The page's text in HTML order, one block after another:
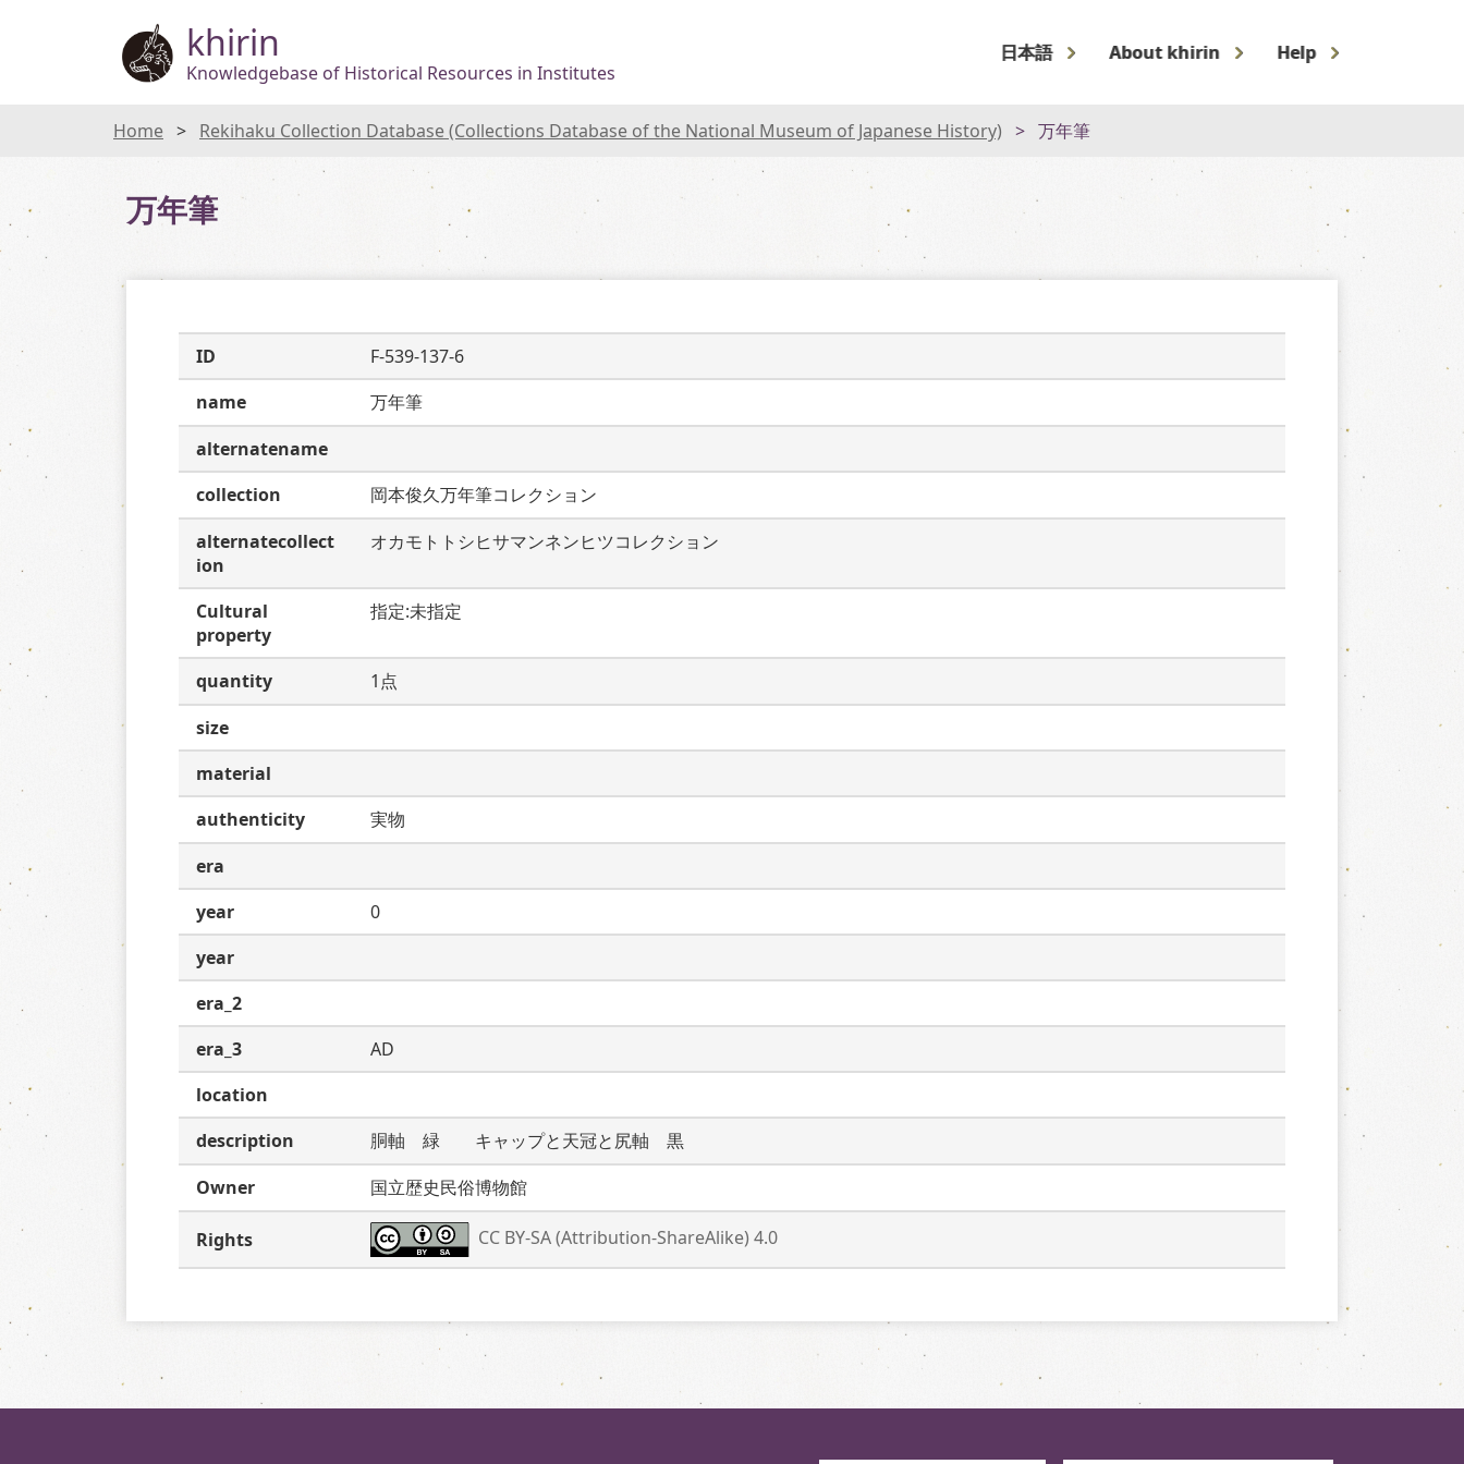
khirin
Knowledgebase of Historical Resources in Institutes
日本語 About khirin Help
Home Rekihaku Collection Database (Collections Database of the National Museum of Japanese History) 万年筆
万年筆
ID
F-539-137-6
name
万年筆
alternatename
collection
岡本俊久万年筆コレクション
alternatecollect
ion
オカモトトシヒサマンネンヒツコレクション
Cultural
property
指定:未指定
quantity
1点
size
material
authenticity
実物
era
year
0
year
era_2
era_3
AD
location
description
胴軸　緑　　キャップと天冠と尻軸　黒
Owner
国立歴史民俗博物館
Rights CC BY-SA (Attribution-ShareAlike) 4.0